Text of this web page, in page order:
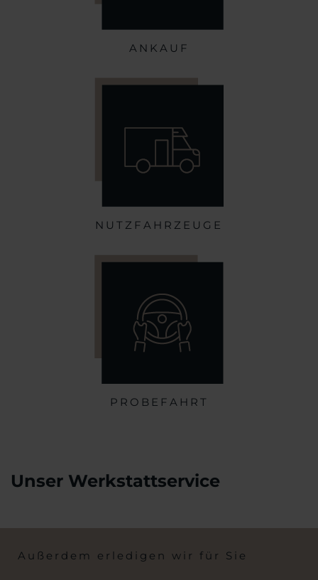
ANKAUF
NUTZFAHRZEUGE
PROBEFAHRT
Unser Werkstattservice
Außerdem erledigen wir für Sie